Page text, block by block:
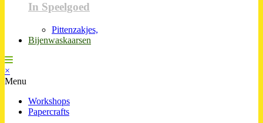
In Speelgoed
Pittenzakjes,
Bijenwaskaarsen
×
Menu
Workshops
Papercrafts